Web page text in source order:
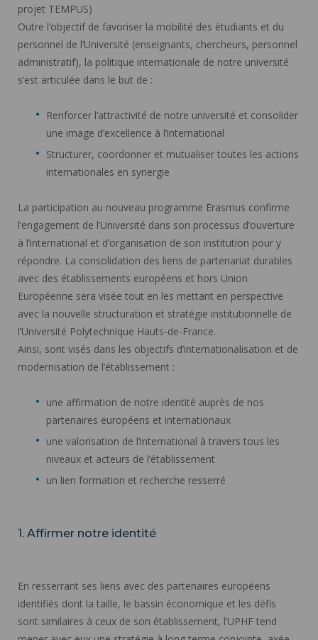
projet TEMPUS)
Outre l’objectif de favoriser la mobilité des étudiants et du
personnel de l’Université (enseignants, chercheurs, personnel
administratif), la politique internationale de notre université
s’est articulée dans le but de :
Renforcer l’attractivité de notre université et consolider
une image d’excellence à l’international
Structurer, coordonner et mutualiser toutes les actions
internationales en synergie
La participation au nouveau programme Erasmus confirme
l’engagement de l’Université dans son processus d’ouverture
à l’international et d’organisation de son institution pour y
répondre. La consolidation des liens de partenariat durables
avec des établissements européens et hors Union
Européenne sera visée tout en les mettant en perspective
avec la nouvelle structuration et stratégie institutionnelle de
l’Université Polytechnique Hauts-de-France.
Ainsi, sont visés dans les objectifs d’internationalisation et de
modernisation de l’établissement :
une affirmation de notre identité auprès de nos
partenaires européens et internationaux
une valorisation de l’international à travers tous les
niveaux et acteurs de l’établissement
un lien formation et recherche resserré
1. Affirmer notre identité
En resserrant ses liens avec des partenaires européens
identifiés dont la taille, le bassin économique et les défis
sont similaires à ceux de son établissement, l’UPHF tend